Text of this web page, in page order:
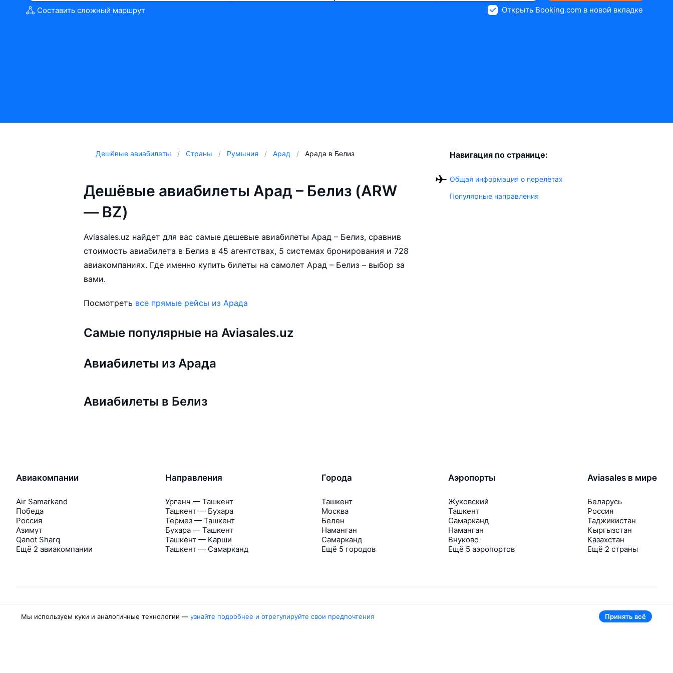
Составить сложный маршрут Открыть Booking.com в новой вкладке
Дешёвые авиабилеты Страны Румыния Арад Арада в Белиз
Дешёвые авиабилеты Арад – Белиз (ARW
— BZ)
Aviasales.uz найдет для вас самые дешевые авиабилеты Арад – Белиз, сравнив
стоимость авиабилета в Белиз в 45 агентствах, 5 системах бронирования и 728
авиакомпаниях. Где именно купить билеты на самолет Арад – Белиз – выбор за
вами.
Посмотреть все прямые рейсы из Арада
Самые популярные на Aviasales.uz
Авиабилеты из Арада
Авиабилеты в Белиз
Навигация по странице:
Общая информация о перелётах
Популярные направления
Авиакомпании
Air Samarkand
Победа
Россия
Азимут
Qanot Sharq
Ещё 2 авиакомпании
Направления
Ургенч — Ташкент
Ташкент — Бухара
Термез — Ташкент
Бухара — Ташкент
Ташкент — Карши
Ташкент — Самарканд
Города
Ташкент
Москва
Белен
Наманган
Самарканд
Ещё 5 городов
Аэропорты
Жуковский
Ташкент
Самарканд
Наманган
Внуково
Ещё 5 аэропортов
Aviasales в мире
Беларусь
Россия
Таджикистан
Кыргызстан
Казахстан
Ещё 2 страны
Об Авиасейлс
Мы используем куки и аналогичные технологии — узнайте подробнее и отрегулируйте свои предпочтения Принять всё